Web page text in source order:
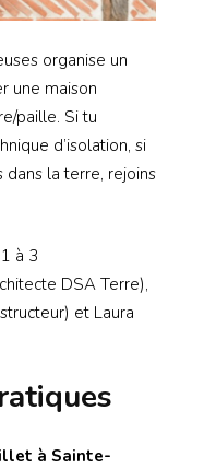
organise un
une maison
paille. Si tu
d’isolation, si
la terre, rejoins
à 3
DSA Terre),
et Laura
à Sainte-